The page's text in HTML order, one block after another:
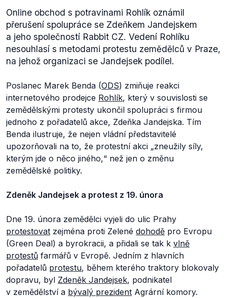
Online obchod s potravinami Rohlík oznámil
přerušení spolupráce se Zdeňkem Jandejskem
a jeho společností Rabbit CZ. Vedení Rohlíku
nesouhlasí s metodami protestu zemědělců v Praze,
na jehož organizaci se Jandejsek podílel.
Poslanec Marek Benda (ODS) zmiňuje reakci
internetového prodejce Rohlík, který v souvislosti se
zemědělskými protesty ukončil spolupráci s firmou
jednoho z pořadatelů akce, Zdeňka Jandejska. Tím
Benda ilustruje, že nejen vládní představitelé
upozorňovali na to, že protestní akci „zneužily síly,
kterým jde o něco jiného,“ než jen o změnu
zemědělské politiky.
Zdeněk Jandejsek a protest z 19. února
Dne 19. února zemědělci vyjeli do ulic Prahy
protestovat zejména proti Zelené dohodě pro Evropu
(Green Deal) a byrokracii, a přidali se tak k vlně
protestů farmářů v Evropě. Jedním z hlavních
pořadatelů protestu, během kterého traktory blokovaly
dopravu, byl Zdeněk Jandejsek, podnikatel
v zemědělství a bývalý prezident Agrární komory.